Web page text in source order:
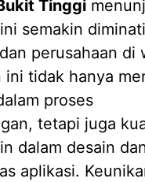
Tinggi
semakin
perusahaan di
ini tidak hanya
proses
tetapi juga
dalam desain
aplikasi.